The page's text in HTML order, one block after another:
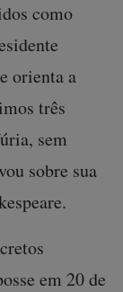
como
orienta a
três
sem
sobre sua
em 20 de